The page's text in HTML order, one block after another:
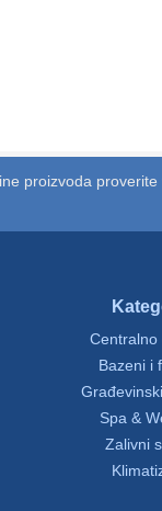
proizvoda
Centralno
Bazeni i
Spa &
Zalivni